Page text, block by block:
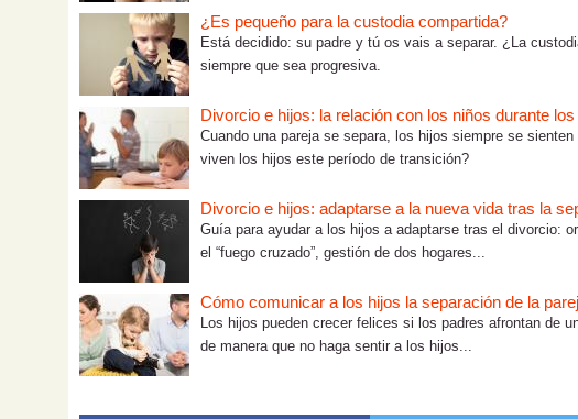
¿Es pequeño para la custodia compartida?
Está decidido: su padre y tú os vais a separar. ¿La
siempre que sea progresiva.
Divorcio e hijos: la relación con los niños durante
Cuando una pareja se separa, los hijos siempre se
viven los hijos este período de transición?
Divorcio e hijos: adaptarse a la nueva vida tras la
Guía para ayudar a los hijos a adaptarse tras el divorcio:
el “fuego cruzado”, gestión de dos hogares...
Cómo comunicar a los hijos la separación de la
Los hijos pueden crecer felices si los padres afrontan de
de manera que no haga sentir a los hijos...